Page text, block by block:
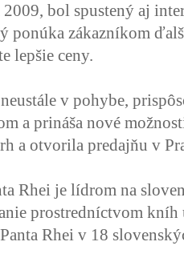
bol spustený aj
ponúka zákazníkom
lepšie ceny.
v pohybe,
a prináša nové
a otvorila predajňu v
Rhei je lídrom na
prostredníctvom kníh
Rhei v 18